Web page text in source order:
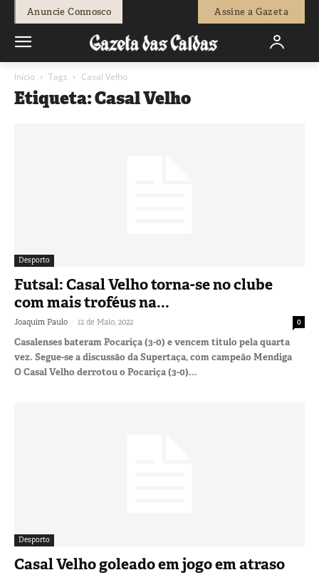
Anuncie Connosco Assine a Gazeta
Início Tags Casal Velho
Etiqueta: Casal Velho
Desporto
Futsal: Casal Velho torna-se no clube
com mais troféus na...
Joaquim Paulo - 12 de Maio, 2022 0
Casalenses bateram Pocariça (3-0) e vencem título pela quarta
vez. Segue-se a discussão da Supertaça, com campeão Mendiga
O Casal Velho derrotou o Pocariça (3-0)...
Desporto
Casal Velho goleado em jogo em atraso